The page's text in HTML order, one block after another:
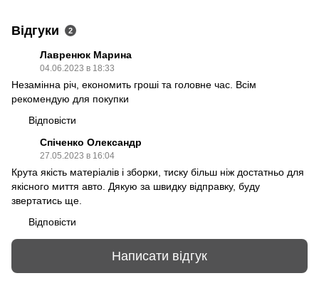
Відгуки 2
Лавренюк Марина
04.06.2023 в 18:33
Незамінна річ, економить гроші та головне час. Всім
рекомендую для покупки
Відповісти
Спіченко Олександр
27.05.2023 в 16:04
Крута якість матеріалів і зборки, тиску більш ніж достатньо для
якісного миття авто. Дякую за швидку відправку, буду
звертатись ще.
Відповісти
Написати відгук